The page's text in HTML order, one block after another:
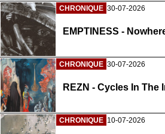
CHRONIQUE 30-07-2026
EMPTINESS -
CHRONIQUE 30-07-2026
REZN - Cycles In The
CHRONIQUE 10-07-2026